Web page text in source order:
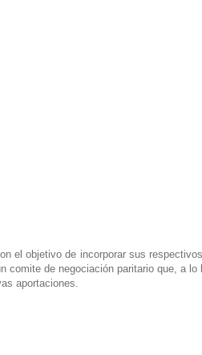
el objetivo de incorporar sus
de negociación paritario que, a lo
aportaciones.